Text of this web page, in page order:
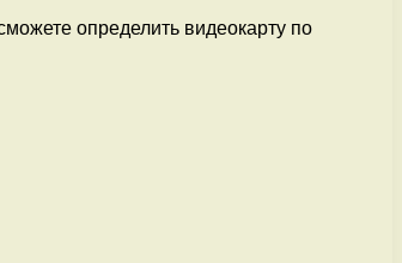
определить видеокарту по